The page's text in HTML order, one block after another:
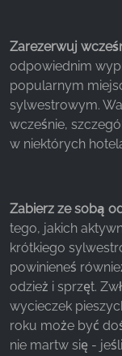
Zarezerwuj
odpowiednim
popularnym
sylwestrowym.
wcześnie,
w niektórych
Zabierz ze sobą
tego, jakich
krótkiego
powinieneś
odzież i sprzęt.
wycieczek
roku może być
nie martw się -